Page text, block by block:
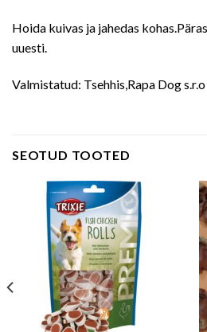
Hoida kuivas ja jahedas
uuesti.
Valmistatud: Tsehhis,Rapa Dog s.r.o
SEOTUD TOOTED